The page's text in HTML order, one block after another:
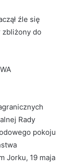
źle się
zbliżony do
Rady
pokoju
Jorku, 19 maja